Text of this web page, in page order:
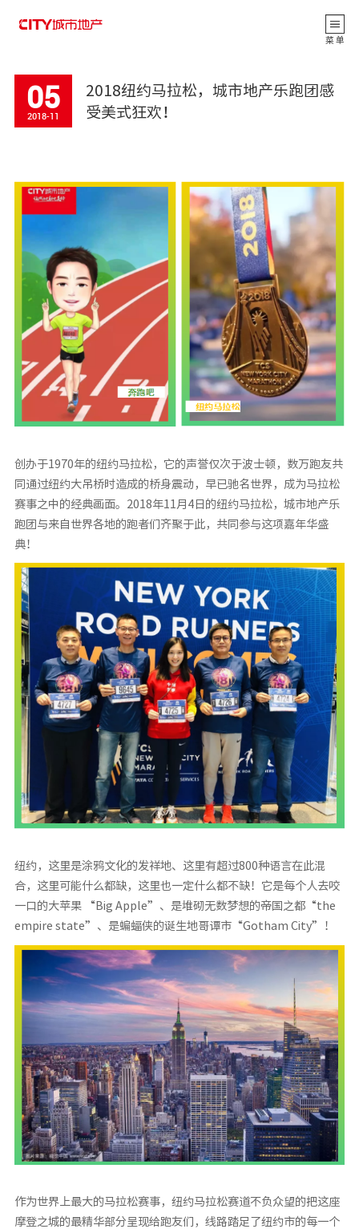
返 回
公司动态
CITY观点
菜 单
05
2018-11
2018纽约马拉松，城市地产乐跑团感
受美式狂欢！
创办于1970年的纽约马拉松，它的声誉仅次于波士顿，数万跑友共
同通过纽约大吊桥时造成的桥身震动，早已驰名世界，成为马拉松
赛事之中的经典画面。2018年11月4日的纽约马拉松，城市地产乐
跑团与来自世界各地的跑者们齐聚于此，共同参与这项嘉年华盛
典！
纽约，这里是涂鸦文化的发祥地、这里有超过800种语言在此混
合，这里可能什么都缺，这里也一定什么都不缺！它是每个人去咬
一口的大苹果 “Big Apple”、是堆砌无数梦想的帝国之都“the
empire state”、是蝙蝠侠的诞生地哥谭市“Gotham City”！
作为世界上最大的马拉松赛事，纽约马拉松赛道不负众望的把这座
摩登之城的最精华部分呈现给跑友们，线路踏足了纽约市的每一个